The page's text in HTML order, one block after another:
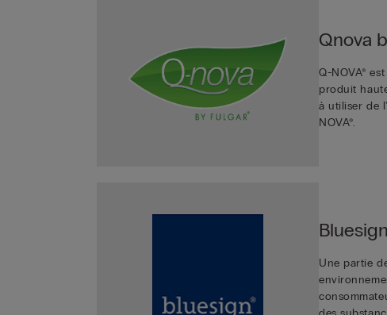
Qnova
Q-NOVA®
produit
à utiliser de
NOVA®.
Bluesign
Une partie